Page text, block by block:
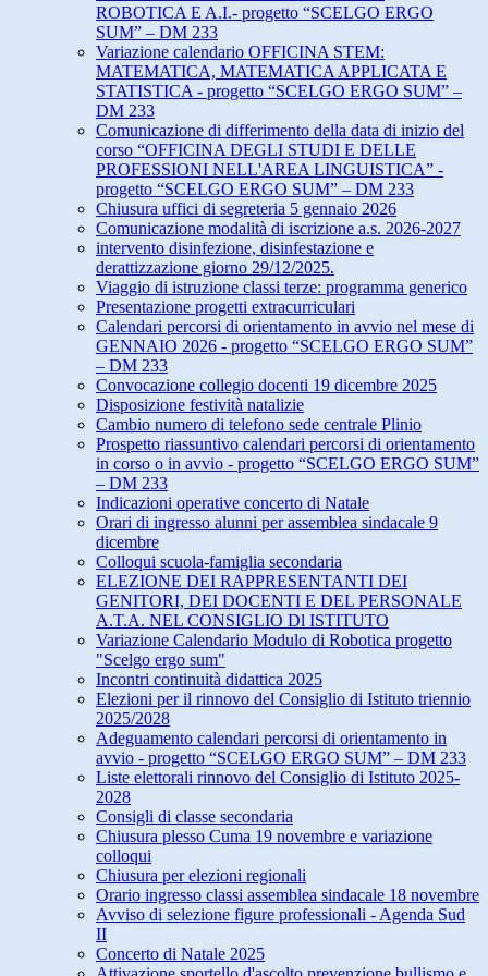
ROBOTICA E A.I.- progetto “SCELGO ERGO
SUM” – DM 233
Variazione calendario OFFICINA STEM:
MATEMATICA, MATEMATICA APPLICATA E
STATISTICA - progetto “SCELGO ERGO SUM” –
DM 233
Comunicazione di differimento della data di inizio del
corso “OFFICINA DEGLI STUDI E DELLE
PROFESSIONI NELL'AREA LINGUISTICA” -
progetto “SCELGO ERGO SUM” – DM 233
Chiusura uffici di segreteria 5 gennaio 2026
Comunicazione modalità di iscrizione a.s. 2026-2027
intervento disinfezione, disinfestazione e
derattizzazione giorno 29/12/2025.
Viaggio di istruzione classi terze: programma generico
Presentazione progetti extracurriculari
Calendari percorsi di orientamento in avvio nel mese di
GENNAIO 2026 - progetto “SCELGO ERGO SUM”
– DM 233
Convocazione collegio docenti 19 dicembre 2025
Disposizione festività natalizie
Cambio numero di telefono sede centrale Plinio
Prospetto riassuntivo calendari percorsi di orientamento
in corso o in avvio - progetto “SCELGO ERGO SUM”
– DM 233
Indicazioni operative concerto di Natale
Orari di ingresso alunni per assemblea sindacale 9
dicembre
Colloqui scuola-famiglia secondaria
ELEZIONE DEI RAPPRESENTANTI DEI
GENITORI, DEI DOCENTI E DEL PERSONALE
A.T.A. NEL CONSIGLIO Dl ISTITUTO
Variazione Calendario Modulo di Robotica progetto
"Scelgo ergo sum"
Incontri continuità didattica 2025
Elezioni per il rinnovo del Consiglio di Istituto triennio
2025/2028
Adeguamento calendari percorsi di orientamento in
avvio - progetto “SCELGO ERGO SUM” – DM 233
Liste elettorali rinnovo del Consiglio di Istituto 2025-
2028
Consigli di classe secondaria
Chiusura plesso Cuma 19 novembre e variazione
colloqui
Chiusura per elezioni regionali
Orario ingresso classi assemblea sindacale 18 novembre
Avviso di selezione figure professionali - Agenda Sud
II
Concerto di Natale 2025